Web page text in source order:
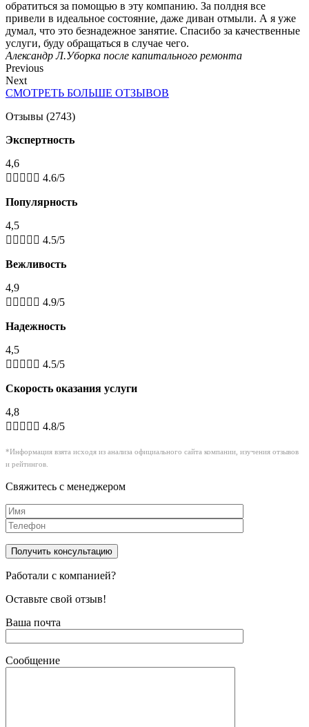
обратиться за помощью в эту компанию. За полдня все
привели в идеальное состояние, даже диван отмыли. А я уже
думал, что это безнадежное занятие. Спасибо за качественные
услуги, буду обращаться в случае чего.
Александр Л.Уборка после капитального ремонта
Previous
Next
СМОТРЕТЬ БОЛЬШЕ ОТЗЫВОВ
Отзывы (2743)
Экспертность
4,6
     4.6/5
Популярность
4,5
     4.5/5
Вежливость
4,9
     4.9/5
Надежность
4,5
     4.5/5
Скорость оказания услуги
4,8
     4.8/5
*Информация взята исходя из анализа официального сайта компании, изучения отзывов
и рейтингов.
Свяжитесь с менеджером
Работали с компанией?
Оставьте свой отзыв!
Ваша почта
Сообщение